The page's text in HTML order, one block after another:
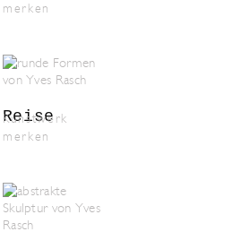
merken
Kunstwerk
merken
Reise